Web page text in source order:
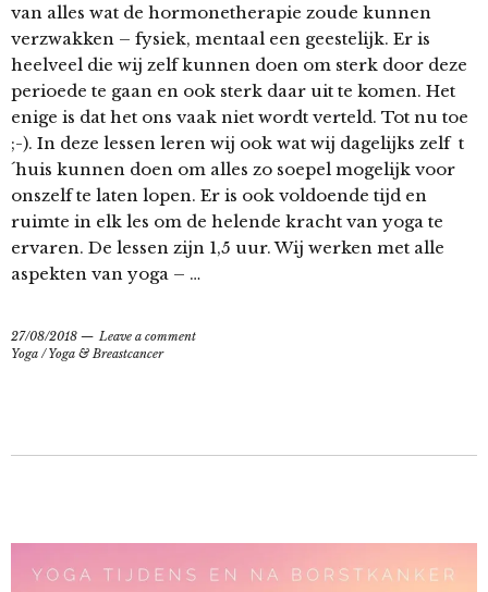
van alles wat de hormonetherapie zoude kunnen
verzwakken – fysiek, mentaal een geestelijk. Er is
heelveel die wij zelf kunnen doen om sterk door deze
perioede te gaan en ook sterk daar uit te komen. Het
enige is dat het ons vaak niet wordt verteld. Tot nu toe
;-). In deze lessen leren wij ook wat wij dagelijks zelf t
´huis kunnen doen om alles zo soepel mogelijk voor
onszelf te laten lopen. Er is ook voldoende tijd en
ruimte in elk les om de helende kracht van yoga te
ervaren. De lessen zijn 1,5 uur. Wij werken met alle
aspekten van yoga – …
27/08/2018
Leave a comment
Yoga /Yoga & Breastcancer